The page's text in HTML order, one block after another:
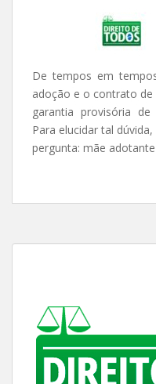
De tempos em
adoção e o contrato de
garantia provisória
Para elucidar tal
pergunta: mãe